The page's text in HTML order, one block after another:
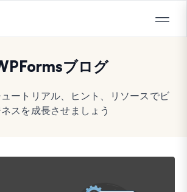
ブログ
ートリアル、ヒント、リソースでビ
ネスを成長させましょう